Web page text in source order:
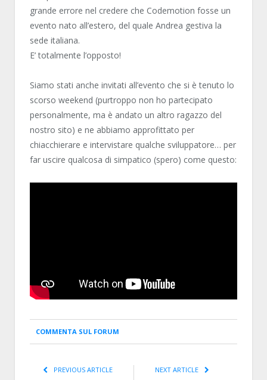
grande errore nel credere che Codemotion fosse un
evento nato all’estero, del quale Andrea gestiva la
sede italiana.
E’ totalmente l’opposto!
Siamo stati anche invitati all’evento che si è tenuto lo
scorso weekend (purtroppo non ho partecipato
personalmente, ma è andato un altro ragazzo del
nostro sito) e ne abbiamo approfittato per
chiacchierare e intervistare qualche sviluppatore… per
far uscire qualcosa di simpatico (spero) come questo:
COMMENTA SUL FORUM
PREVIOUS ARTICLE NEXT ARTICLE